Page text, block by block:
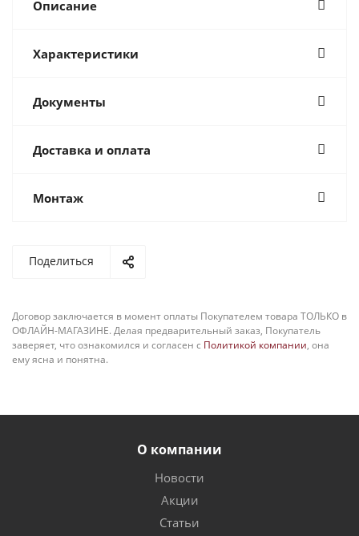
Описание
Характеристики
Документы
Доставка и оплата
Монтаж
Поделиться
Договор заключается в момент оплаты Покупателем товара ТОЛЬКО в
ОФЛАЙН-МАГАЗИНЕ. Делая предварительный заказ, Покупатель
заверяет, что ознакомился и согласен с Политикой компании, она
ему ясна и понятна.
О компании
Новости
Акции
Статьи